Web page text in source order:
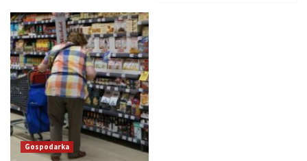
Gospodarka